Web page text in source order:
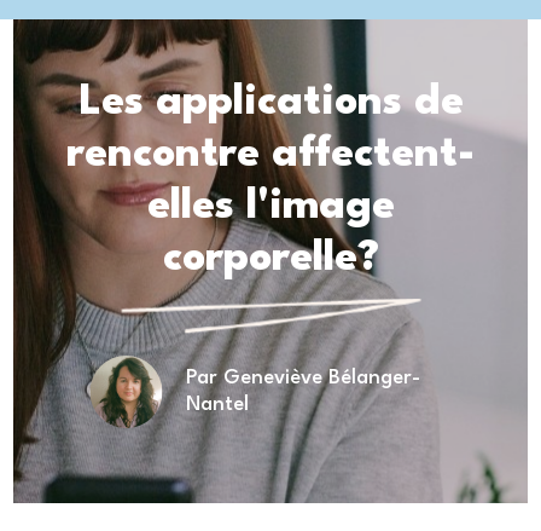
Les applications de
rencontre affectent-
elles l'image
corporelle?
Par Geneviève Bélanger-
Nantel